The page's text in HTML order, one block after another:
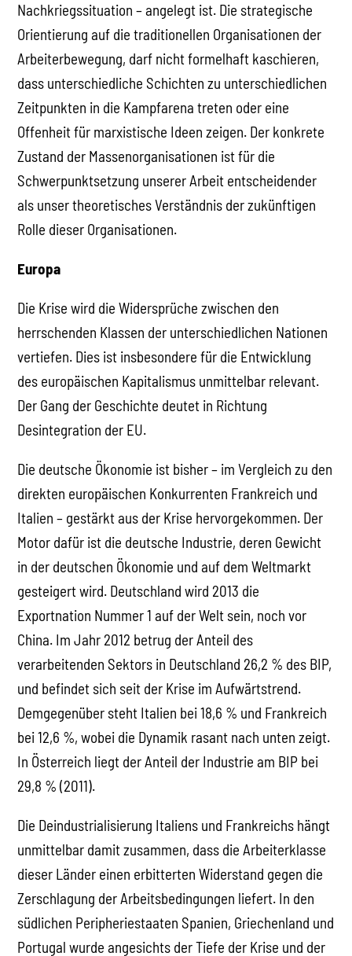
Nachkriegssituation – angelegt ist. Die strategische
Orientierung auf die traditionellen Organisationen der
Arbeiterbewegung, darf nicht formelhaft kaschieren,
dass unterschiedliche Schichten zu unterschiedlichen
Zeitpunkten in die Kampfarena treten oder eine
Offenheit für marxistische Ideen zeigen. Der konkrete
Zustand der Massenorganisationen ist für die
Schwerpunktsetzung unserer Arbeit entscheidender
als unser theoretisches Verständnis der zukünftigen
Rolle dieser Organisationen.
Europa
Die Krise wird die Widersprüche zwischen den
herrschenden Klassen der unterschiedlichen Nationen
vertiefen. Dies ist insbesondere für die Entwicklung
des europäischen Kapitalismus unmittelbar relevant.
Der Gang der Geschichte deutet in Richtung
Desintegration der EU.
Die deutsche Ökonomie ist bisher – im Vergleich zu den
direkten europäischen Konkurrenten Frankreich und
Italien – gestärkt aus der Krise hervorgekommen. Der
Motor dafür ist die deutsche Industrie, deren Gewicht
in der deutschen Ökonomie und auf dem Weltmarkt
gesteigert wird. Deutschland wird 2013 die
Exportnation Nummer 1 auf der Welt sein, noch vor
China. Im Jahr 2012 betrug der Anteil des
verarbeitenden Sektors in Deutschland 26,2 % des BIP,
und befindet sich seit der Krise im Aufwärtstrend.
Demgegenüber steht Italien bei 18,6 % und Frankreich
bei 12,6 %, wobei die Dynamik rasant nach unten zeigt.
In Österreich liegt der Anteil der Industrie am BIP bei
29,8 % (2011).
Die Deindustrialisierung Italiens und Frankreichs hängt
unmittelbar damit zusammen, dass die Arbeiterklasse
dieser Länder einen erbitterten Widerstand gegen die
Zerschlagung der Arbeitsbedingungen liefert. In den
südlichen Peripheriestaaten Spanien, Griechenland und
Portugal wurde angesichts der Tiefe der Krise und der